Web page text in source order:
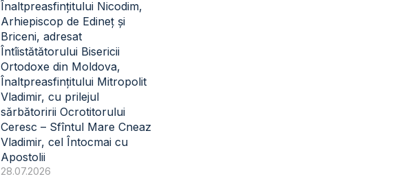
Înaltpreasfințitului Nicodim,
Arhiepiscop de Edineț și
Briceni, adresat
Întîistătătorului Bisericii
Ortodoxe din Moldova,
Înaltpreasfințitului Mitropolit
Vladimir, cu prilejul
sărbătoririi Ocrotitorului
Ceresc – Sfîntul Mare Cneaz
Vladimir, cel Întocmai cu
Apostolii
28.07.2026